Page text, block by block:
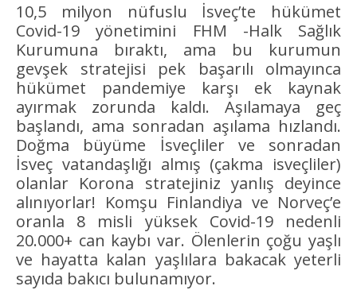
10,5 milyon nüfuslu İsveç’te hükümet
Covid-19 yönetimini FHM -Halk Sağlık
Kurumuna bıraktı, ama bu kurumun
gevşek stratejisi pek başarılı olmayınca
hükümet pandemiye karşı ek kaynak
ayırmak zorunda kaldı. Aşılamaya geç
başlandı, ama sonradan aşılama hızlandı.
Doğma büyüme İsveçliler ve sonradan
İsveç vatandaşlığı almış (çakma isveçliler)
olanlar Korona stratejiniz yanlış deyince
alınıyorlar! Komşu Finlandiya ve Norveç’e
oranla 8 misli yüksek Covid-19 nedenli
20.000+ can kaybı var. Ölenlerin çoğu yaşlı
ve hayatta kalan yaşlılara bakacak yeterli
sayıda bakıcı bulunamıyor.